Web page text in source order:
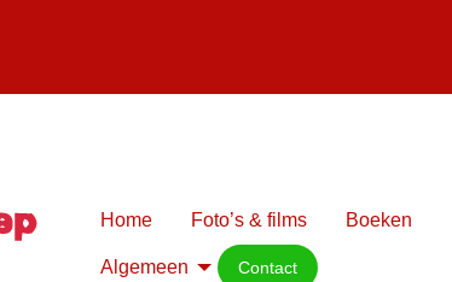
Home Foto’s & films Boeken
Algemeen Contact